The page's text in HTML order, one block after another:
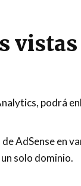
podrá
AdSense en
solo dominio.